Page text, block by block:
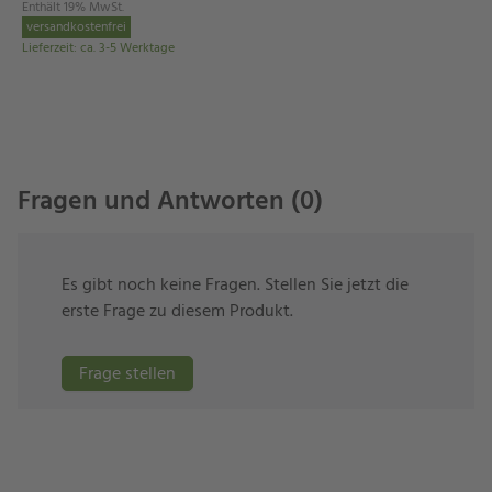
Atmosphäre. Sie erhalten den Beistelltisch “Allround”
in zahlreichen Farbkombinationen.
Die Maße Ihres Beistelltisches
Länge: 110,5 cm
Breite: 60 cm
Gewicht: 16,7 kg
Profilstärke Rahmen/Tischbeine: 6 x 2 cm
Enthält 19% MwSt.
versandkostenfrei
Lieferzeit: ca. 3-5 Werktage
Fragen und Antworten (0)
Es gibt noch keine Fragen. Stellen Sie jetzt die
erste Frage zu diesem Produkt.
Frage stellen